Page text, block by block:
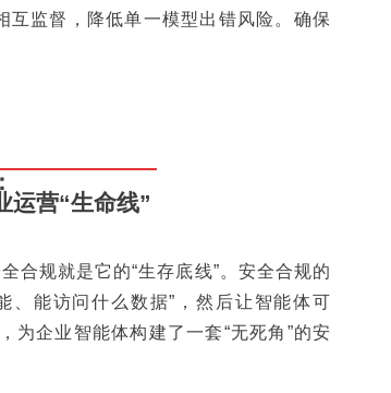
监督，降低单一模型出错风险。确保
运营“生命线”
合规就是它的“生存底线”。安全合规的
能访问什么数据”，然后让智能体可
为企业智能体构建了一套“无死角”的安